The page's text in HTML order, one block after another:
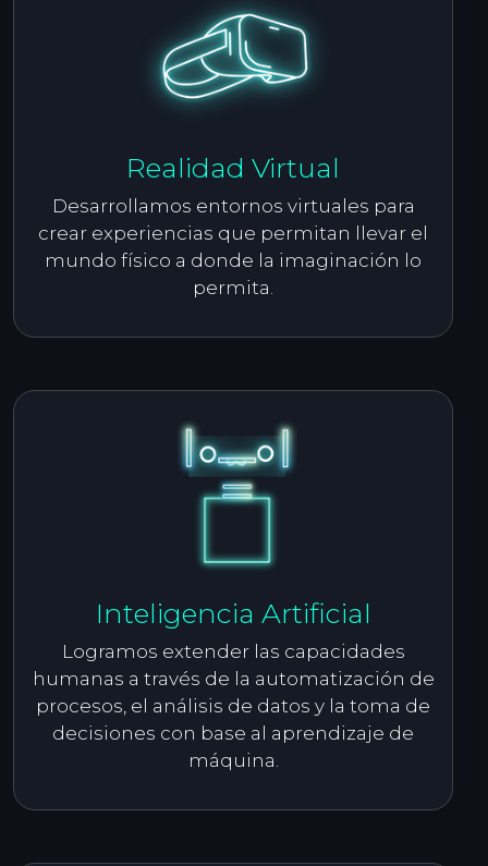
Realidad Virtual
Desarrollamos entornos virtuales para
crear experiencias que permitan llevar el
mundo físico a donde la imaginación lo
permita.
Inteligencia Artificial
Logramos extender las capacidades
humanas a través de la automatización de
procesos, el análisis de datos y la toma de
decisiones con base al aprendizaje de
máquina.